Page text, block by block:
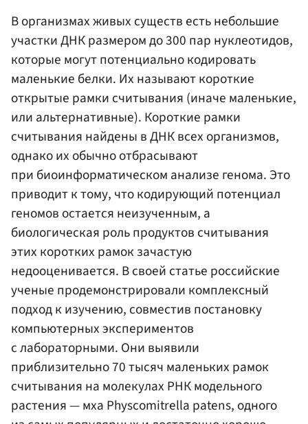
В организмах живых существ есть небольшие
участки ДНК размером до 300 пар нуклеотидов,
которые могут потенциально кодировать
маленькие белки. Их называют короткие
открытые рамки считывания (иначе маленькие,
или альтернативные). Короткие рамки
считывания найдены в ДНК всех организмов,
однако их обычно отбрасывают
при биоинформатическом анализе генома. Это
приводит к тому, что кодирующий потенциал
геномов остается неизученным, а
биологическая роль продуктов считывания
этих коротких рамок зачастую
недооценивается. В своей статье российские
ученые продемонстрировали комплексный
подход к изучению, совместив постановку
компьютерных экспериментов
с лабораторными. Они выявили
приблизительно 70 тысяч маленьких рамок
считывания на молекулах РНК модельного
растения — мха Physcomitrella patens, одного